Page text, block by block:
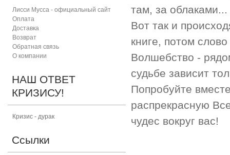
там, за облаками...
Вот так и
книге, потом
Волшебство -
судьбе зависит
Попробуйте
распрекрасную
чудес вокруг вас!
Лисси Мусса - официальный сайт
Оплата
Доставка
Возврат
Обратная связь
О компании
НАШ ОТВЕТ
КРИЗИСУ!
Кризис - дурак
Ссылки